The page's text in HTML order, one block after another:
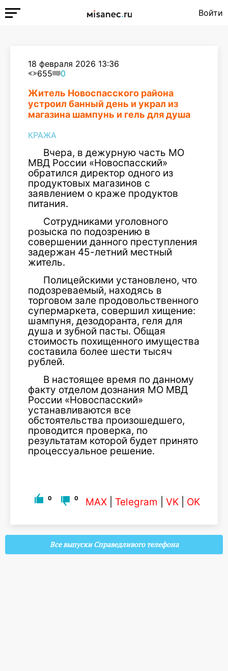
Войти
18 февраля 2026 13:36
655
0
Житель Новоспасского района
устроил банный день и украл из
магазина шампунь и гель для душа
КРАЖА
Вчера, в дежурную часть МО
МВД России «Новоспасский»
обратился директор одного из
продуктовых магазинов с
заявлением о краже продуктов
питания.
Сотрудниками уголовного
розыска по подозрению в
совершении данного преступления
задержан 45-летний местный
житель.
Полицейскими установлено, что
подозреваемый, находясь в
торговом зале продовольственного
супермаркета, совершил хищение:
шампуня, дезодоранта, геля для
душа и зубной пасты. Общая
стоимость похищенного имущества
составила более шести тысяч
рублей.
В настоящее время по данному
факту отделом дознания МО МВД
России «Новоспасский»
устанавливаются все
обстоятельства произошедшего,
проводится проверка, по
результатам которой будет принято
процессуальное решение.
0 0 MAX Telegram VK OK
Все выпуски Справедливого телефона